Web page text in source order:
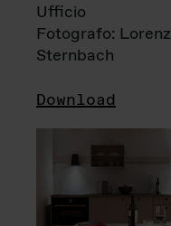
Ufficio
Fotografo: Lorenz
Sternbach
Download